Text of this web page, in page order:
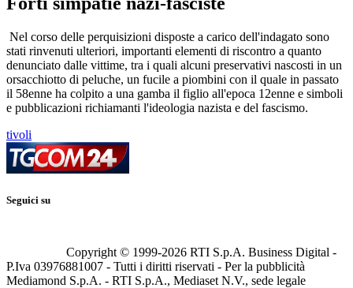
Nel corso delle perquisizioni disposte a carico dell'indagato sono
stati rinvenuti ulteriori, importanti elementi di riscontro a quanto
denunciato dalle vittime, tra i quali alcuni preservativi nascosti in un
orsacchiotto di peluche, un fucile a piombini con il quale in passato
il 58enne ha colpito a una gamba il figlio all'epoca 12enne e simboli
e pubblicazioni richiamanti l'ideologia nazista e del fascismo.
tivoli
Seguici su
Copyright © 1999-2026 RTI S.p.A. Business Digital -
P.Iva 03976881007 - Tutti i diritti riservati - Per la pubblicità
Mediamond S.p.A. - RTI S.p.A., Mediaset N.V., sede legale